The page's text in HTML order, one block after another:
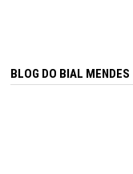
BLOG DO BIAL MENDES